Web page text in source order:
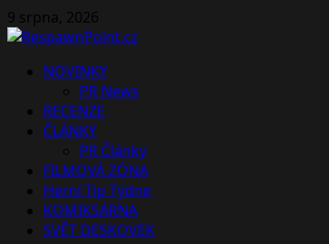
Skip
to
9 srpna, 2026
PrimaryNOVINKY
PR News
RECENZE
ČLÁNKY
PR Články
FILMOVÁ ZÓNA
Herní Tip Týdne
KOMIKSÁRNA
SVĚT DESKOVEK